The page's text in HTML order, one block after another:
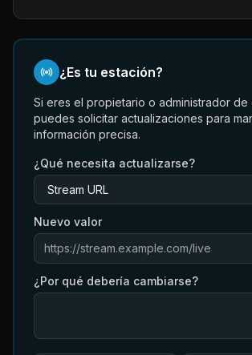
¿Es tu estación?
Si eres el propietario o administrador de
puedes solicitar actualizaciones para
información precisa.
¿Qué necesita actualizarse?
Nuevo valor
¿Por qué debería cambiarse?